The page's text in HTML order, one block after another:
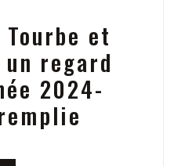
Tourbe et
regard
2024-